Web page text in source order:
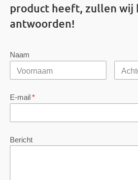
product heeft, zullen wij
antwoorden!
Naam
E-mail*
Bericht